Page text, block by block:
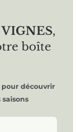
VIGNES,
boîte
découvrir